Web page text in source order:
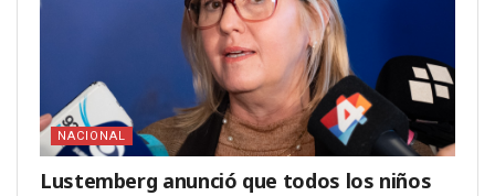
NACIONAL
Lustemberg anunció que todos los niños